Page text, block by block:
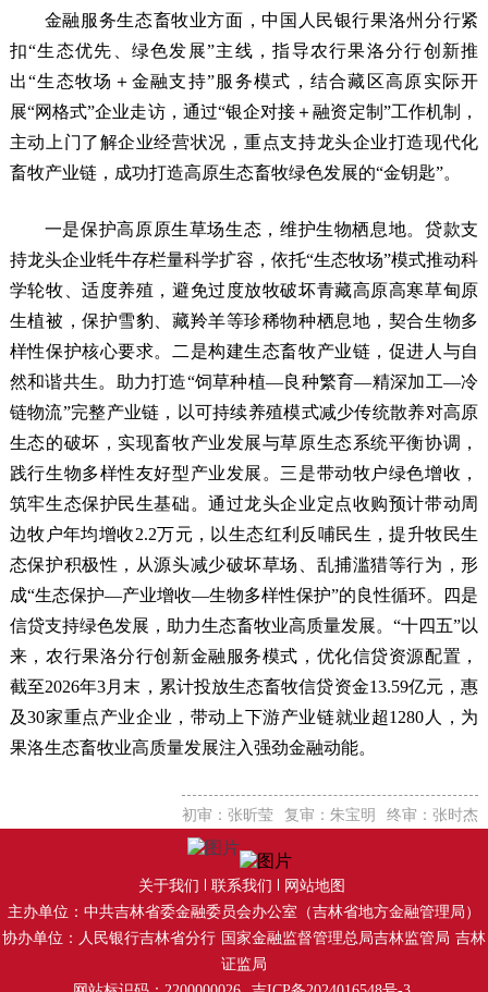
金融服务生态畜牧业方面，中国人民银行果洛州分行紧
扣“生态优先、绿色发展”主线，指导农行果洛分行创新推
出“生态牧场＋金融支持”服务模式，结合藏区高原实际开
展“网格式”企业走访，通过“银企对接＋融资定制”工作机制，
主动上门了解企业经营状况，重点支持龙头企业打造现代化
畜牧产业链，成功打造高原生态畜牧绿色发展的“金钥匙”。
一是保护高原原生草场生态，维护生物栖息地。贷款支
持龙头企业牦牛存栏量科学扩容，依托“生态牧场”模式推动科
学轮牧、适度养殖，避免过度放牧破坏青藏高原高寒草甸原
生植被，保护雪豹、藏羚羊等珍稀物种栖息地，契合生物多
样性保护核心要求。二是构建生态畜牧产业链，促进人与自
然和谐共生。助力打造“饲草种植—良种繁育—精深加工—冷
链物流”完整产业链，以可持续养殖模式减少传统散养对高原
生态的破坏，实现畜牧产业发展与草原生态系统平衡协调，
践行生物多样性友好型产业发展。三是带动牧户绿色增收，
筑牢生态保护民生基础。通过龙头企业定点收购预计带动周
边牧户年均增收2.2万元，以生态红利反哺民生，提升牧民生
态保护积极性，从源头减少破坏草场、乱捕滥猎等行为，形
成“生态保护—产业增收—生物多样性保护”的良性循环。四是
信贷支持绿色发展，助力生态畜牧业高质量发展。“十四五”以
来，农行果洛分行创新金融服务模式，优化信贷资源配置，
截至2026年3月末，累计投放生态畜牧信贷资金13.59亿元，惠
及30家重点产业企业，带动上下游产业链就业超1280人，为
果洛生态畜牧业高质量发展注入强劲金融动能。
初审：张昕莹 复审：朱宝明 终审：张时杰
关于我们 联系我们
网站地图
主办单位：中共吉林省委金融委员会办公室（吉林省地方金融管理局）
协办单位：人民银行吉林省分行 国家金融监督管理总局吉林监管局 吉林
证监局